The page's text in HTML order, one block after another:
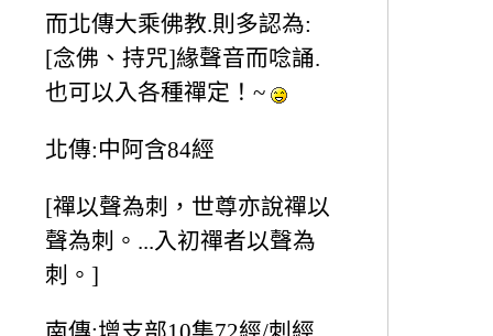
而北傳大乘佛教.則多認為:
[念佛、持咒]緣聲音而唸誦.
也可以入各種禪定！~
北傳:中阿含84經
[禪以聲為刺，世尊亦說禪以
聲為刺。...入初禪者以聲為
刺。]